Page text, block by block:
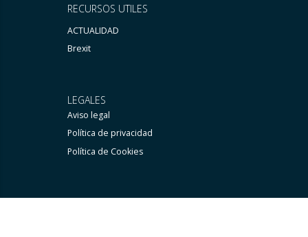
RECURSOS UTILES
ACTUALIDAD
Brexit
LEGALES
Aviso legal
Política de privacidad
Política de Cookies